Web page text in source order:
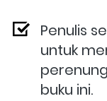
Penulis
untuk
buku ini.